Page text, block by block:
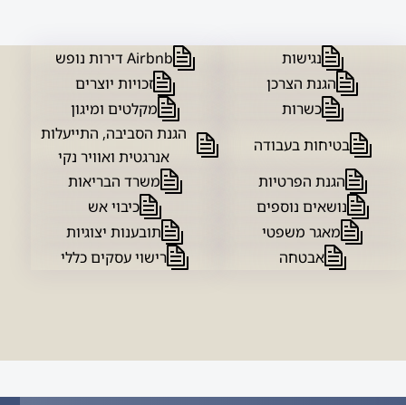
נגישות
Airbnb דירות נופש
הגנת הצרכן
זכויות יוצרים
כשרות
מקלטים ומיגון
בטיחות בעבודה
הגנת הסביבה, התייעלות
אנרגטית ואוויר נקי
הגנת הפרטיות
משרד הבריאות
נושאים נוספים
כיבוי אש
מאגר משפטי
תובענות יצוגיות
אבטחה
רישוי עסקים כללי